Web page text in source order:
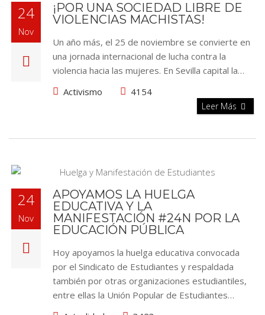
24
Nov
¡POR UNA SOCIEDAD LIBRE DE
VIOLENCIAS MACHISTAS!
Un año más, el 25 de noviembre se convierte en
una jornada internacional de lucha contra la
violencia hacia las mujeres. En Sevilla capital la…
Activismo
4154
Leer Más
24
Nov
APOYAMOS LA HUELGA
EDUCATIVA Y LA
MANIFESTACIÓN #24N POR LA
EDUCACIÓN PÚBLICA
Hoy apoyamos la huelga educativa convocada
por el Sindicato de Estudiantes y respaldada
también por otras organizaciones estudiantiles,
entre ellas la Unión Popular de Estudiantes…